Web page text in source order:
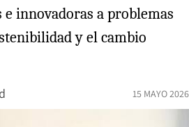
innovadoras a problemas
y el cambio
15 MAYO 2026